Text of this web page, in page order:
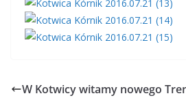
W Kotwicy witamy nowego